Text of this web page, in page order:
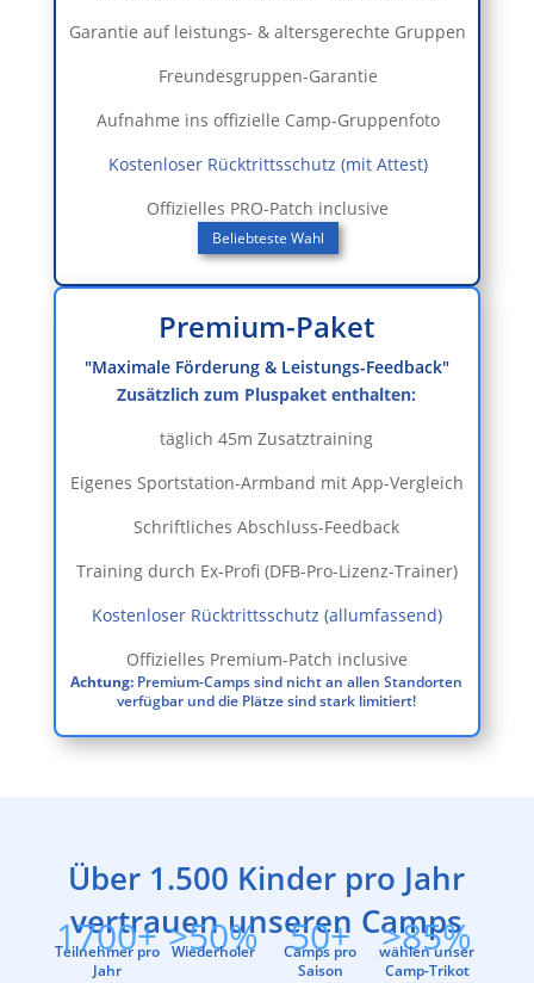
Garantie auf leistungs- & altersgerechte Gruppen
Freundesgruppen-Garantie
Aufnahme ins offizielle Camp-Gruppenfoto
Kostenloser Rücktrittsschutz (mit Attest)
Offizielles PRO-Patch inclusive
Beliebteste Wahl
Premium-Paket
"Maximale Förderung & Leistungs-Feedback"
Zusätzlich zum Pluspaket enthalten:
täglich 45m Zusatztraining
Eigenes Sportstation-Armband mit App-Vergleich
Schriftliches Abschluss-Feedback
Training durch Ex-Profi (DFB-Pro-Lizenz-Trainer)
Kostenloser Rücktrittsschutz (allumfassend)
Offizielles Premium-Patch inclusive
Achtung: Premium-Camps sind nicht an allen Standorten
verfügbar und die Plätze sind stark limitiert!
Über 1.500 Kinder pro Jahr
vertrauen unseren Camps
1700+
Teilnehmer pro
Jahr
>50%
Wiederholer 50+
Camps pro
Saison
>85%
wählen unser
Camp-Trikot